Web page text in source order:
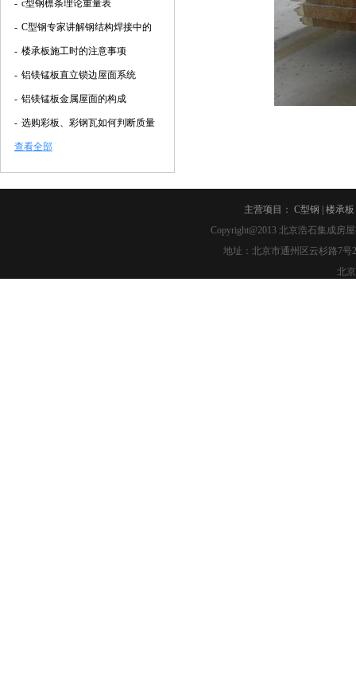
- c型钢檩条理论重量表
- C型钢专家讲解钢结构焊接中的
- 楼承板施工时的注意事项
- 铝镁锰板直立锁边屋面系统
- 铝镁锰板金属屋面的构成
- 选购彩板、彩钢瓦如何判断质量
查看全部
主营项目： C型钢 楼承板
Copyright@2013 北京浩石集成房
地址：北京市通州区云杉路7号
北